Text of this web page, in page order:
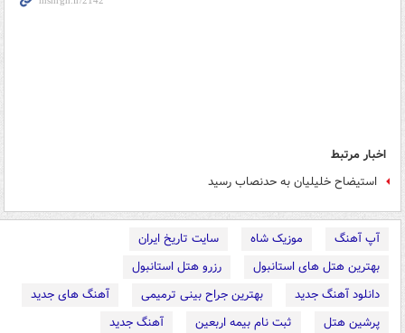
اخبار مرتبط
استیضاح خلیلیان به حدنصاب رسید
آپ آهنگ موزیک شاه
سایت تاریخ ایران
بهترین هتل های استانبول
رزرو هتل استانبول
دانلود آهنگ جدید
بهترین جراح بینی ترمیمی
آهنگ های جدید
پرشین هتل
ثبت نام بیمه اربعین
آهنگ جدید